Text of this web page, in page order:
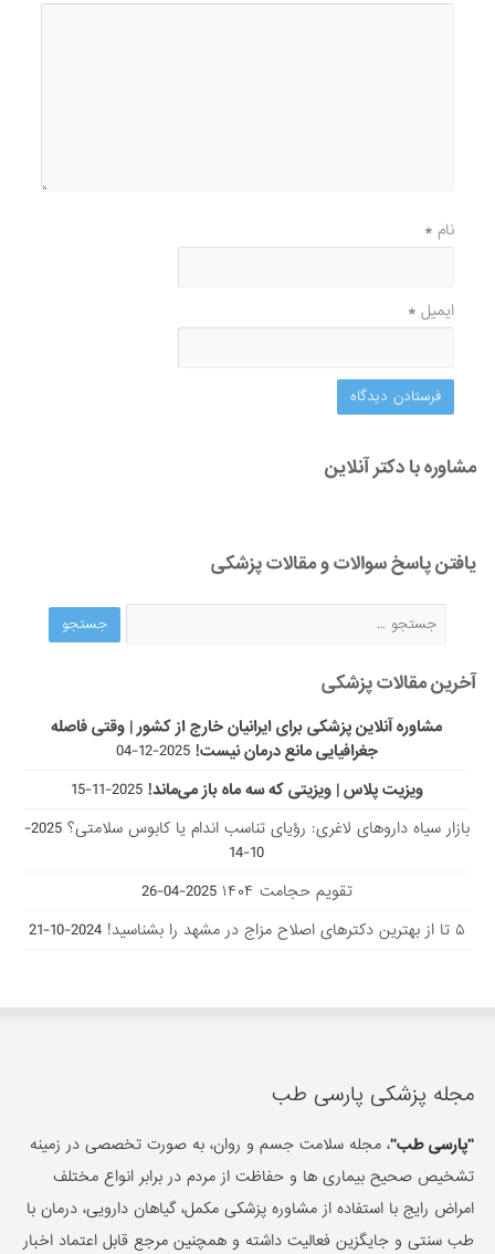
نام*
ایمیل*
مشاوره با دکتر آنلاین
یافتن پاسخ سوالات و مقالات پزشکی
آخرین مقالات پزشکی
مشاوره آنلاین پزشکی برای ایرانیان خارج از کشور | وقتی فاصله
جغرافیایی مانع درمان نیست! 2025-12-04
ویزیت پلاس | ویزیتی که سه ماه باز می‌ماند! 2025-11-15
بازار سیاه داروهای لاغری: رؤیای تناسب اندام یا کابوس سلامتی؟
2025-
10-14
تقویم حجامت ۱۴۰۴
2025-04-26
۵ تا از بهترین دکتر‌های اصلاح مزاج در مشهد را بشناسید!
2024-10-21
مجله پزشکی پارسی طب
"پارسی طب"، مجله سلامت جسم و روان، به صورت تخصصی در زمینه
تشخیص صحیح بیماری ها و حفاظت از مردم در برابر انواع مختلف
امراض رایج با استفاده از مشاوره پزشکی مکمل، گیاهان دارویی، درمان با
طب سنتی و جایگزین فعالیت داشته و همچنین مرجع قابل اعتماد اخبار